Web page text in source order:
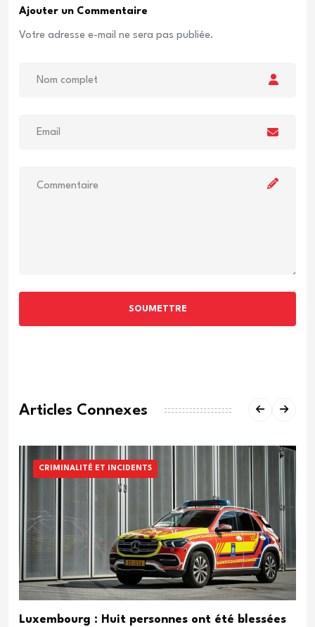
Ajouter un Commentaire
Votre adresse e-mail ne sera pas publiée.
SOUMETTRE
Articles Connexes
CRIMINALITÉ ET INCIDENTS
Luxembourg : Huit personnes ont été blessées